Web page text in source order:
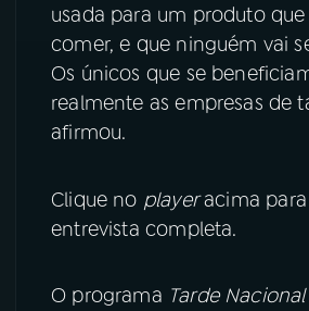
usada para um produto
comer, e que ninguém vai
Os únicos que se
realmente as empresas de
afirmou.
Clique no playeracima para
entrevista completa.
O programa Tarde